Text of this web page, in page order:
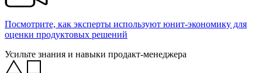
Посмотрите, как эксперты используют юнит-экономику для
оценки продуктовых решений
Усильте знания и навыки продакт-менеджера